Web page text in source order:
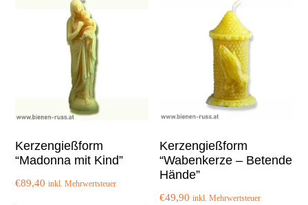
Kerzengießform
“Madonna mit Kind”
€89,40 inkl. Mehrwertsteuer
Kerzengießform
“Wabenkerze – Betende
Hände”
€49,90 inkl. Mehrwertsteuer